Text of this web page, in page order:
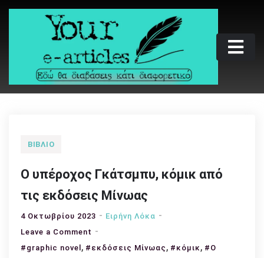
Skip
Your e-articles
Εδώ θα διαβάσεις κάτι διαφορετικό
ΒΙΒΛΊΟ
Ο υπέροχος Γκάτσμπυ, κόμικ από
τις εκδόσεις Μίνωας
4 Οκτωβρίου 2023
Ειρήνη Λόκα
Leave a Comment on
Ο
#graphic novel , #εκδόσεις Μίνωας , #κόμικ , #Ο